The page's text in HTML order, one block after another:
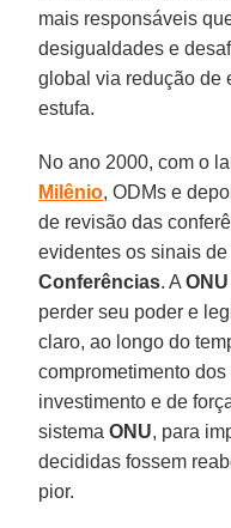
mais responsáveis
desigualdades e
global via redução de
estufa.
No ano 2000, com o
Milênio, ODMs e
de revisão das
evidentes os sinais de
Conferências. AONU
perder seu poder e
claro, ao longo do
comprometimento
investimento e de
sistemaONU, para
decididas fossem
pior.